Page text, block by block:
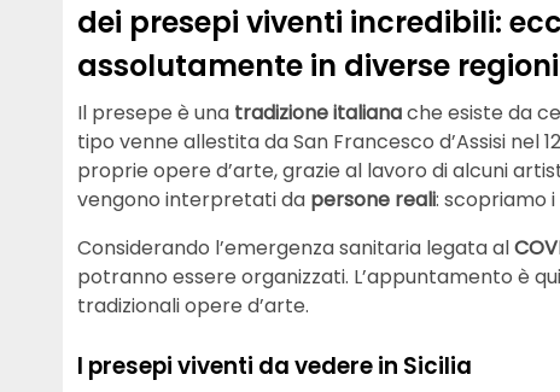
dei presepi viventi incredibili:
assolutamente in diverse
Il presepe è una tradizione italianache esiste da
tipo venne allestita da San Francesco d’Assisi nel
proprie opere d’arte, grazie al lavoro di alcuni
vengono interpretati da persone reali: scopriamo
Considerando l’emergenza sanitaria legata al
potranno essere organizzati. L’appuntamento è
tradizionali opere d’arte.
I presepi viventi da vedere in Sicilia